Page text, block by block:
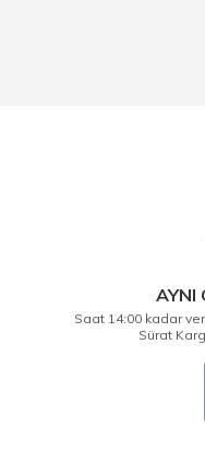
AYNI
Saat 14:00 kadar
Sürat